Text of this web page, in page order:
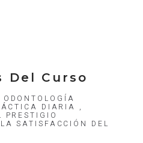
Del Curso
DIARIA ,
PRESTIGIO
SATISFACCIÓN DEL